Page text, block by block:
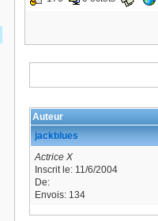
Auteur
jackblues
Actrice X
Inscrit le: 11/6/2004
De:
Envois: 134